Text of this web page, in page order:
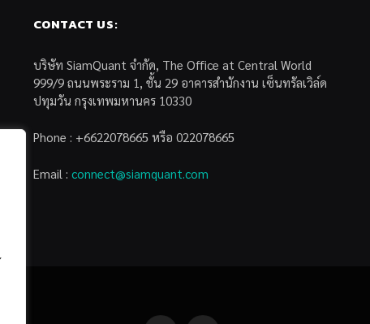
CONTACT US:
บริษัท SiamQuant จำกัด, The Office at Central World
999/9 ถนนพระราม 1, ชั้น 29 อาคารสำนักงาน เซ็นทรัลเวิล์ด
ปทุมวัน กรุงเทพมหานคร 10330
Phone : +6622078665 หรือ 022078665
Email : connect@siamquant.com